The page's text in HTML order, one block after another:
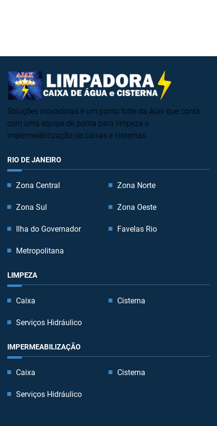
Soluções inovadoras é um ponto forte da Ajax que conta
com uma equipe de ponta para limpeza e
impermeabilização de caixas e cisternas.
RIO DE JANEIRO
Zona Central Zona Norte
Zona Sul Zona Oeste
Ilha do Governador Favelas Rio
Metropolitana
LIMPEZA
Caixa Cisterna
Serviços Hidráulico
IMPERMEABILIZAÇÃO
Caixa Cisterna
Serviços Hidráulico